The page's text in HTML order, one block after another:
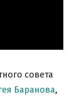
совета
Баранова,